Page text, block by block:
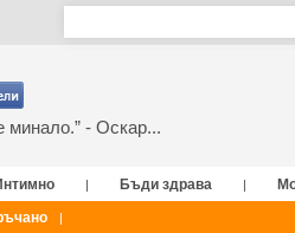
минало.” - Оскар...
| Бъди здрава |
|